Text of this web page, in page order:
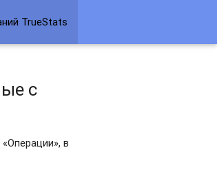
TrueStats
с
в